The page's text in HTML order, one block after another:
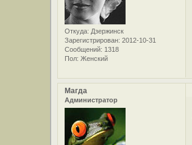
Откуда: Дзержинск
Зарегистрирован: 2012-10-31
Сообщений: 1318
Пол: Женский
Магда
Администратор